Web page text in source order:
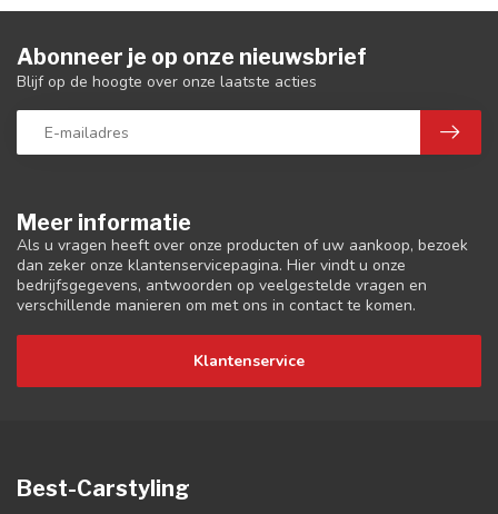
Meer informatie
Als u vragen heeft over onze producten of uw aankoop, bezoek
dan zeker onze klantenservicepagina. Hier vindt u onze
bedrijfsgegevens, antwoorden op veelgestelde vragen en
verschillende manieren om met ons in contact te komen.
Klantenservice
Abonneer je op onze nieuwsbrief
Blijf op de hoogte over onze laatste acties
Best-Carstyling